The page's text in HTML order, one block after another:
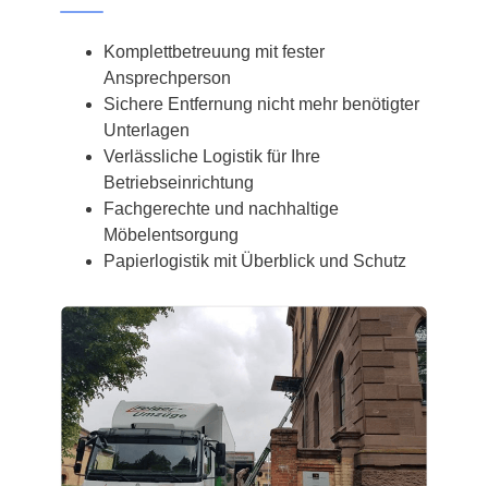
Komplettbetreuung mit fester
Ansprechperson
Sichere Entfernung nicht mehr benötigter
Unterlagen
Verlässliche Logistik für Ihre
Betriebseinrichtung
Fachgerechte und nachhaltige
Möbelentsorgung
Papierlogistik mit Überblick und Schutz